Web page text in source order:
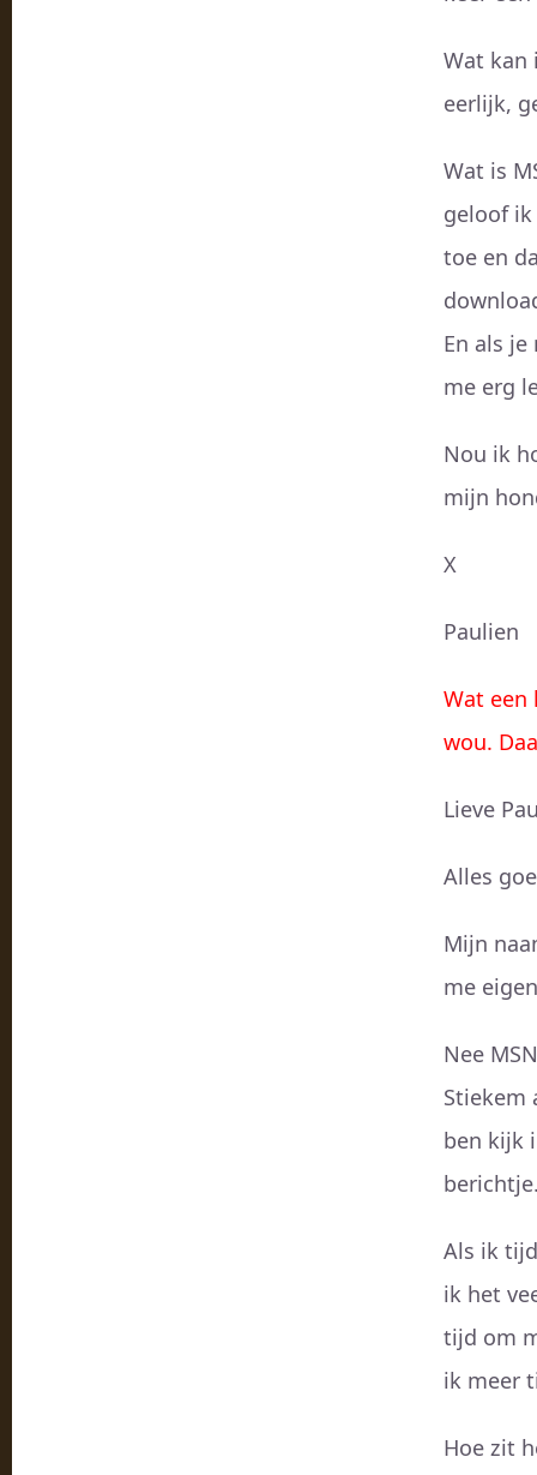
Wat kan
eerlijk,
Wat is
geloof ik
toe en
En als
me erg
Nou ik
mijn
X
Paulien
Wat een
wou.
Lieve
Alles
Mijn
me
Nee
Stiekem
ben kijk
Als ik
ik het
tijd om
ik meer
Hoe zit